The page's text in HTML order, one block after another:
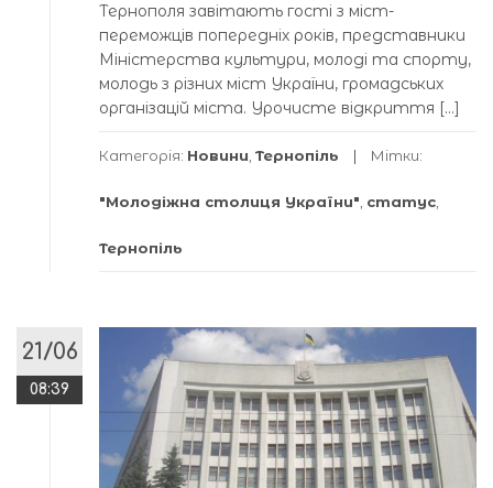
Тернополя завітають гості з міст-
переможців попередніх років, представники
Міністерства культури, молоді та спорту,
молодь з різних міст України, громадських
організацій міста. Урочисте відкриття […]
Категорія: Новини, Тернопіль Мітки:
"Молодіжна столиця України", статус,
Тернопіль
21/06
08:39